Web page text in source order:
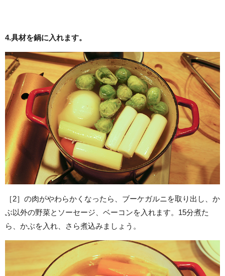
4.具材を鍋に入れます。
［2］の肉がやわらかくなったら、ブーケガルニを取り出し、か
ぶ以外の野菜とソーセージ、ベーコンを入れます。15分煮た
ら、かぶを入れ、さら煮込みましょう。